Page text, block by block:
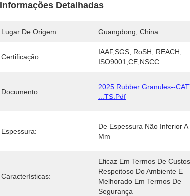
Informações Detalhadas
Lugar De Origem Guangdong, China
Certificação
IAAF,SGS, RoSH, REACH,
ISO9001,CE,NSCC
Documento
2025 Rubber Granules--
...TS.pdf
Espessura:
De Espessura Não Inferior A
Mm
Características:
Eficaz Em Termos De Custos,
Respeitoso Do Ambiente E
Melhorado Em Termos De
Segurança